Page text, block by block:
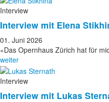
Interview
Interview mit Elena
01. Juni 2026
«Das Opernhaus Zürich hat für
weiter
Interview
Interview mit Lukas